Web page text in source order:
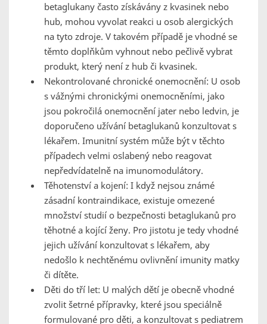
betaglukany často získávány z kvasinek nebo
hub, mohou vyvolat reakci u osob alergických
na tyto zdroje. V takovém případě je vhodné se
těmto doplňkům vyhnout nebo pečlivě vybrat
produkt, který není z hub či kvasinek.
Nekontrolované chronické onemocnění: U osob
s vážnými chronickými onemocněními, jako
jsou pokročilá onemocnění jater nebo ledvin, je
doporučeno užívání betaglukanů konzultovat s
lékařem. Imunitní systém může být v těchto
případech velmi oslabený nebo reagovat
nepředvídatelně na imunomodulátory.
Těhotenství a kojení: I když nejsou známé
zásadní kontraindikace, existuje omezené
množství studií o bezpečnosti betaglukanů pro
těhotné a kojící ženy. Pro jistotu je tedy vhodné
jejich užívání konzultovat s lékařem, aby
nedošlo k nechtěnému ovlivnění imunity matky
či dítěte.
Děti do tří let: U malých dětí je obecně vhodné
zvolit šetrné přípravky, které jsou speciálně
formulované pro děti, a konzultovat s pediatrem